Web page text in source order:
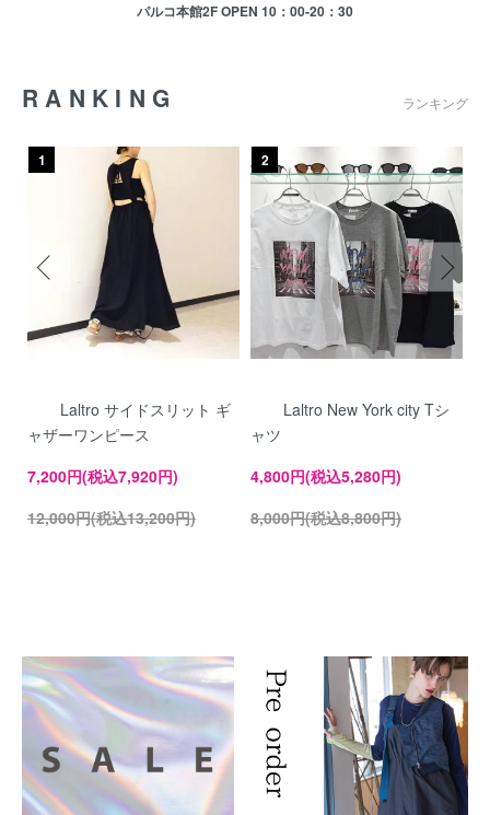
パルコ本館2F OPEN 10：00-20：30
RANKING ランキング
1
Laltro サイドスリット ギ
ャザーワンピース
7,200円(税込7,920円)
12,000円(税込13,200円)
2
Laltro New York city Tシ
ャツ
4,800円(税込5,280円)
8,000円(税込8,800円)